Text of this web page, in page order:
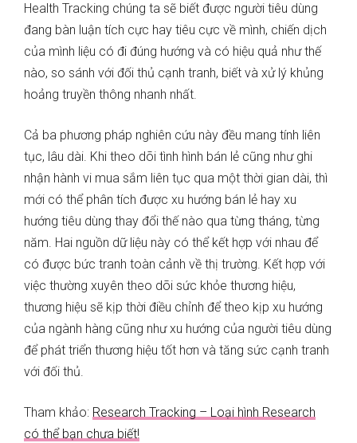
Health Tracking chúng ta sẽ biết được người tiêu dùng
đang bàn luận tích cực hay tiêu cực về mình, chiến dịch
của mình liệu có đi đúng hướng và có hiệu quả như thế
nào, so sánh với đối thủ cạnh tranh, biết và xử lý khủng
hoảng truyền thông nhanh nhất.
Cả ba phương pháp nghiên cứu này đều mang tính liên
tục, lâu dài. Khi theo dõi tình hình bán lẻ cũng như ghi
nhận hành vi mua sắm liên tục qua một thời gian dài, thì
mới có thể phân tích được xu hướng bán lẻ hay xu
hướng tiêu dùng thay đổi thế nào qua từng tháng, từng
năm. Hai nguồn dữ liệu này có thể kết hợp với nhau để
có được bức tranh toàn cảnh về thị trường. Kết hợp với
việc thường xuyên theo dõi sức khỏe thương hiệu,
thương hiệu sẽ kịp thời điều chỉnh để theo kịp xu hướng
của ngành hàng cũng như xu hướng của người tiêu dùng
để phát triển thương hiệu tốt hơn và tăng sức cạnh tranh
với đối thủ.
Tham khảo: Research Tracking – Loại hình Research
có thể bạn chưa biết!